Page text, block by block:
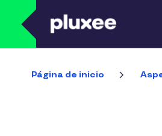
Pasar al contenido principal
Página de inicio